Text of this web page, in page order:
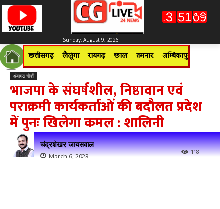
Sunday, August 9, 2026
छत्तीसगढ़ लैलूंगा रायगढ़ छाल तमनार अम्बिकापुर
अंबागढ़ चौकी
भाजपा के संघर्षशील, निष्ठावान एवं
पराक्रमी कार्यकर्ताओं की बदौलत प्रदेश
में पुनः खिलेगा कमल : शालिनी
चंद्रशेखर जायसवाल
March 6, 2023 118